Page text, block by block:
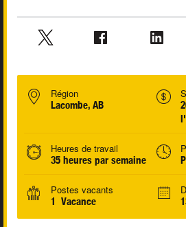
Région
Lacombe, AB
Heures de travail
35 heures par semaine
Postes vacants
1 Vacance